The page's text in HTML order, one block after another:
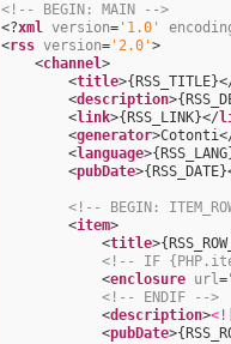
<!-- BEGIN: MAIN -->
<?xml version= '1.0'
<rss version= '2.0'>
<channel>
<title
<description
<link>{RSS_LINK}</
<generator
<language
<pubDate
<!-- BEGIN:
<item>
<title
<!-- IF
<enclosure url=
<!-- ENDIF -->
<description>
<pubDate